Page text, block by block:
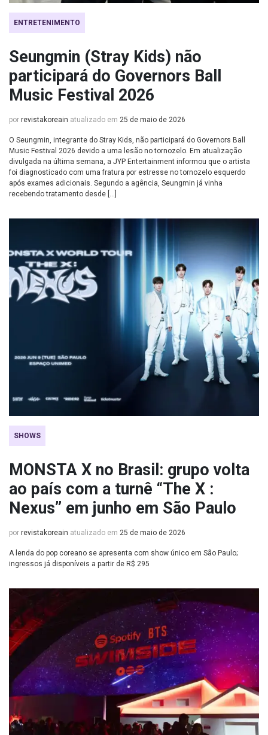
ENTRETENIMENTO
Seungmin (Stray Kids) não
participará do Governors Ball
Music Festival 2026
por revistakoreain atualizado em 25 de maio de 2026
O Seungmin, integrante do Stray Kids, não participará do Governors Ball
Music Festival 2026 devido a uma lesão no tornozelo. Em atualização
divulgada na última semana, a JYP Entertainment informou que o artista
foi diagnosticado com uma fratura por estresse no tornozelo esquerdo
após exames adicionais. Segundo a agência, Seungmin já vinha
recebendo tratamento desde […]
SHOWS
MONSTA X no Brasil: grupo volta
ao país com a turnê “The X :
Nexus” em junho em São Paulo
por revistakoreain atualizado em 25 de maio de 2026
A lenda do pop coreano se apresenta com show único em São Paulo;
ingressos já disponíveis a partir de R$ 295